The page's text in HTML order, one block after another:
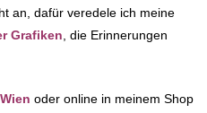
an, dafür veredele ich meine
Grafiken, die Erinnerungen
oder online in meinem Shop